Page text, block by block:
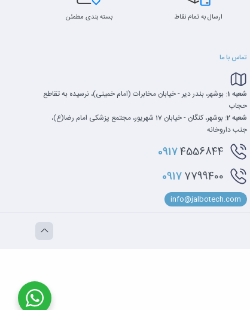
ارسال به تمام نقاط بسته بندی مطمئن
تماس با ما
شعبه 1:
بوشهر، بندر دیر - خیابان مخابرات (امام خمینی)، نرسیده به تقاطع
حجاب
شعبه 2:
بوشهر، کنگان - خیابان 17 شهریور، مجتمع پزشکی امام رضا(ع)،
جنب داروخانه
09174556844
09177799400
info@jalbotech.com